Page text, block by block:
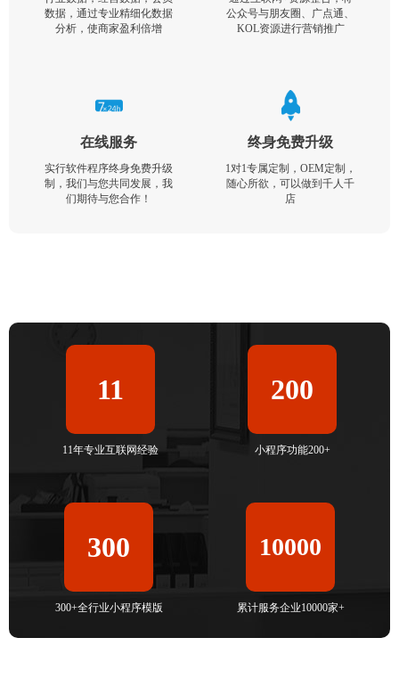
数据，通过专业精细化数据
分析，使商家盈利倍增
公众号与朋友圈、广点通、
KOL资源进行营销推广
在线服务
实行软件程序终身免费升级
制，我们与您共同发展，我
们期待与您合作！
终身免费升级
1对1专属定制，OEM定制，
随心所欲，可以做到千人千
店
11
11年专业互联网经验
200
小程序功能200+
300
300+全行业小程序模版
10000
累计服务企业10000家+